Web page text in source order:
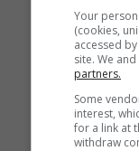
Your
(cookies,
accessed
site. We
partners.
Some
interest,
for a link at
withdraw